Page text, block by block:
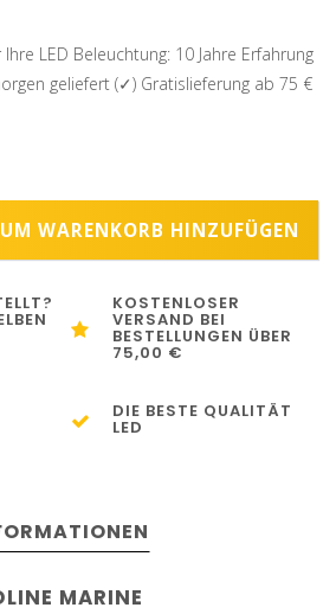
LED Beleuchtung: 10 Jahre Erfahrung
geliefert (✓) Gratislieferung ab 75 €
WARENKORB HINZUFÜGEN
KOSTENLOSER
VERSAND BEI
BESTELLUNGEN ÜBER
75,00 €
DIE BESTE QUALITÄT
LED
MARINE